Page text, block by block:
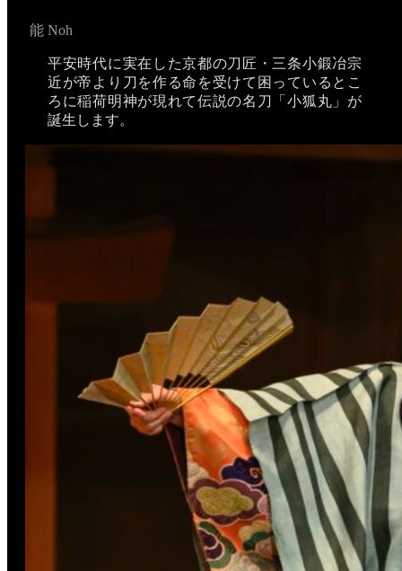
能 Noh
平安時代に実在した京都の刀匠・三条小鍛冶宗
近が帝より刀を作る命を受けて困っているとこ
ろに稲荷明神が現れて伝説の名刀「小狐丸」が
誕生します。